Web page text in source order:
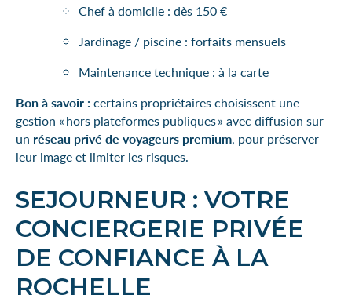
Chef à domicile : dès 150 €
Jardinage / piscine : forfaits mensuels
Maintenance technique : à la carte
Bon à savoir :certains propriétaires choisissent une
gestion « hors plateformes publiques » avec diffusion sur
un réseau privé de voyageurs premium, pour préserver
leur image et limiter les risques.
SEJOURNEUR : VOTRE
CONCIERGERIE PRIVÉE
DE CONFIANCE À LA
ROCHELLE